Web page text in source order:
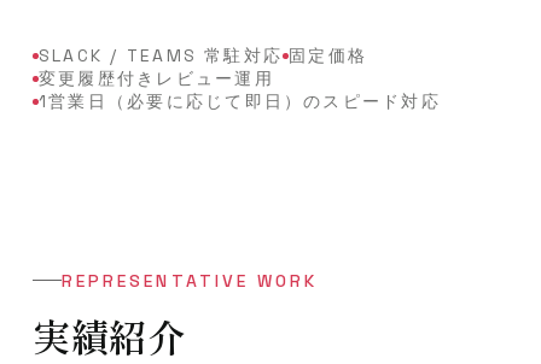
SLACK / TEAMS 常駐対応 固定価格
変更履歴付きレビュー運用
1営業日（必要に応じて即日）のスピード対応
REPRESENTATIVE WORK
実績紹介